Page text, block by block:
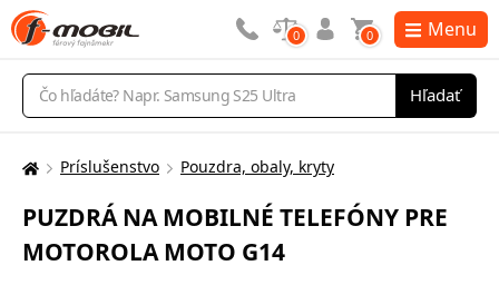
Vyhľadávanie
Hľadať
0 0 Menu
Tu
nachádzate:
Príslušenstvo Pouzdra, obaly, kryty
PUZDRÁ NA MOBILNÉ TELEFÓNY PRE
MOTOROLA MOTO G14